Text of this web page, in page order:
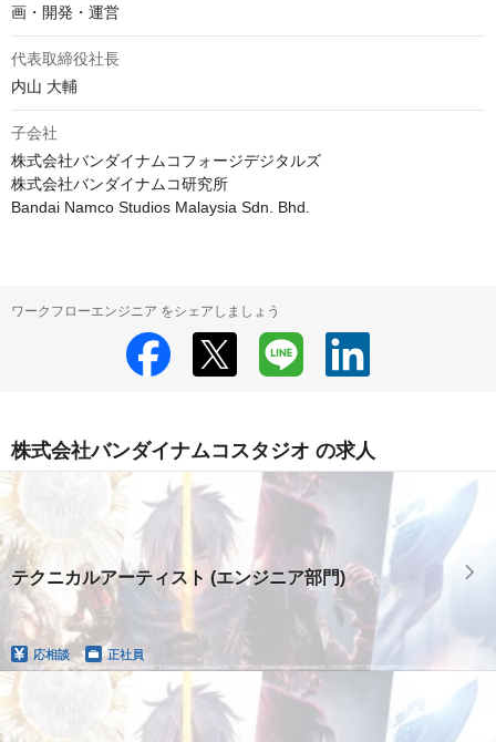
代表取締役社長
内山 大輔
子会社
株式会社バンダイナムコフォージデジタルズ
株式会社バンダイナムコ研究所
Bandai Namco Studios Malaysia Sdn. Bhd.
ワークフローエンジニア をシェアしましょう
株式会社バンダイナムコスタジオ の求人
テクニカルアーティスト (エンジニア部門)
応相談 正社員